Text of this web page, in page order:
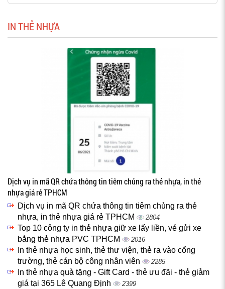
IN THẺ NHỰA
Dịch vụ in mã QR chứa thông tin tiêm chủng ra thẻ nhựa, in thẻ
nhựa giá rẻ TPHCM
Dịch vụ in mã QR chứa thông tin tiêm chủng ra thẻ
nhựa, in thẻ nhựa giá rẻ TPHCM
2804
Top 10 công ty in thẻ nhựa giữ xe lấy liền, vé gửi xe
bằng thẻ nhựa PVC TPHCM
2016
In thẻ nhựa học sinh, thẻ thư viện, thẻ ra vào cổng
trường, thẻ cán bộ công nhân viên
2285
In thẻ nhựa quà tặng - Gift Card - thẻ ưu đãi - thẻ giảm
giá tại 365 Lê Quang Định
2399